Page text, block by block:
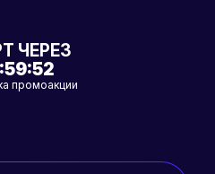
ЧЕРЕЗ
промоакции